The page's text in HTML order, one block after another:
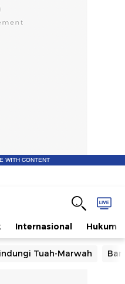
WITH CONTENT
Internasional Hukum
Tuah-Marwah